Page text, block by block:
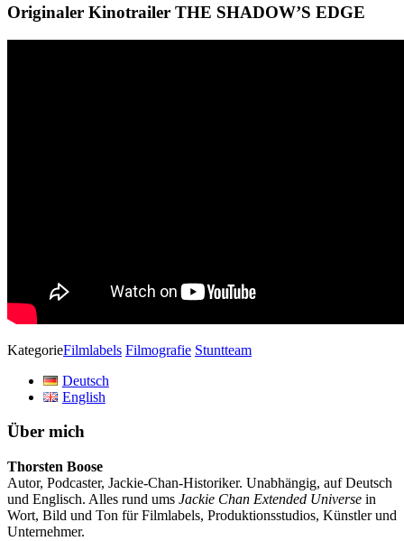
Originaler Kinotrailer THE SHADOW’S EDGE
KategorieFilmlabels Filmografie Stuntteam
Deutsch
English
Über mich
Thorsten Boose
Autor, Podcaster, Jackie-Chan-Historiker. Unabhängig, auf Deutsch
und Englisch. Alles rund ums Jackie Chan Extended Universe in
Wort, Bild und Ton für Filmlabels, Produktionsstudios, Künstler und
Unternehmer.